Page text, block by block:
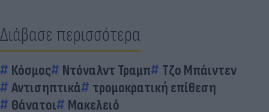
Διάβασε περισσότερα
Κόσμος Ντόναλντ Τραμπ
Τζο Μπάιντεν
Αντισηπτικά
τρομοκρατική επίθεση
Θάνατοι
Μακελειό